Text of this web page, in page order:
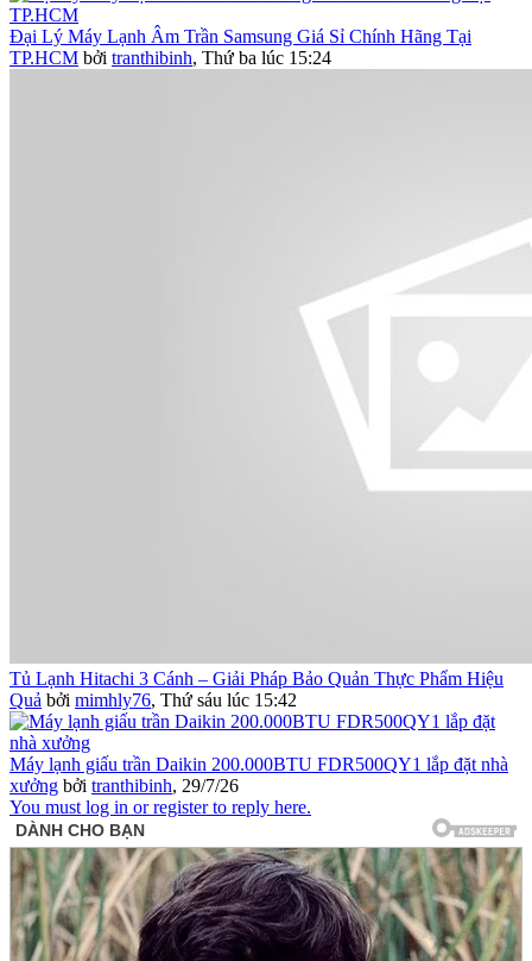
Đại Lý Máy Lạnh Âm Trần Samsung Giá Sỉ Chính Hãng Tại
TP.HCM bởi tranthibinh, Thứ ba lúc 15:24
Tủ Lạnh Hitachi 3 Cánh – Giải Pháp Bảo Quản Thực Phẩm Hiệu
Quả bởi mimhly76, Thứ sáu lúc 15:42
Máy lạnh giấu trần Daikin 200.000BTU FDR500QY1 lắp đặt nhà
xưởng bởi tranthibinh, 29/7/26
You must log in or register to reply here.